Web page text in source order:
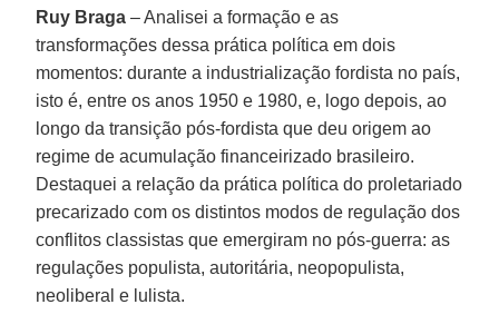
Ruy Braga – Analisei a formação e as
transformações dessa prática política em dois
momentos: durante a industrialização fordista no país,
isto é, entre os anos 1950 e 1980, e, logo depois, ao
longo da transição pós-fordista que deu origem ao
regime de acumulação financeirizado brasileiro.
Destaquei a relação da prática política do proletariado
precarizado com os distintos modos de regulação dos
conflitos classistas que emergiram no pós-guerra: as
regulações populista, autoritária, neopopulista,
neoliberal e lulista.